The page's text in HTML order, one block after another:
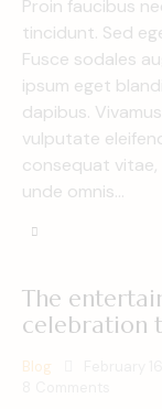
Proin faucibus
tincidunt. Sed
Fusce sodales
ipsum eget
dapibus.
vulputate
consequat vitae,
unde omnis…
The
celebration
Blog